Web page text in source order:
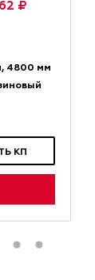
₽
4800 мм
КП